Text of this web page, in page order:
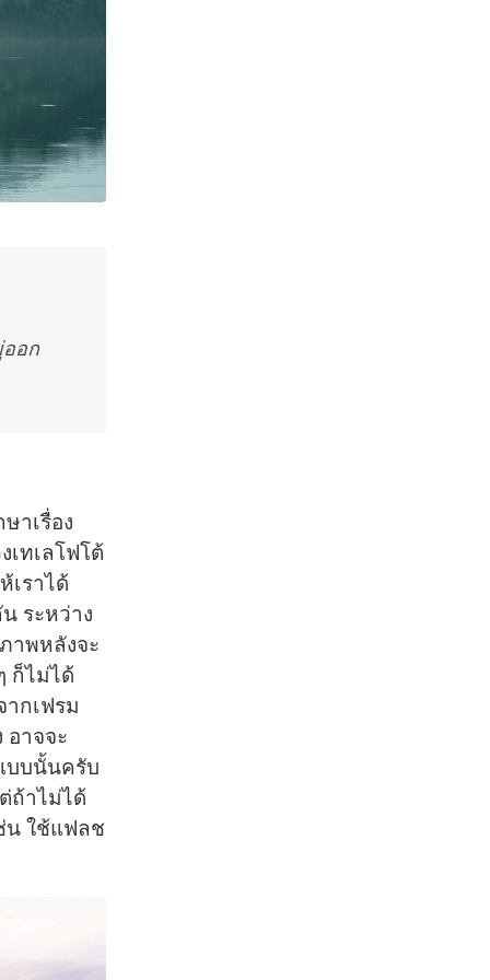
ออก
าเรื่อง
ทเลโฟโต้
ราได้
ระหว่าง
าพหลังจะ
ก็ไม่ได้
กเฟรม
าจจะ
บบนั้นครับ
ถ้าไม่ได้
น ใช้แฟลช